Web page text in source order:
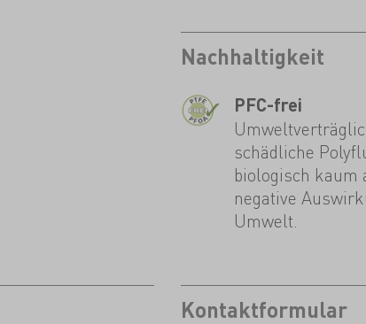
Nachhaltigkeit
PFC-frei
schädliche
biologisch kaum
negative
Umwelt.
Kontaktformular